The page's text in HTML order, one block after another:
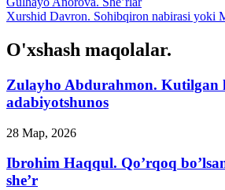
Xurshid Davron. Sohibqiron nabirasi yoki
O'xshash maqolalar.
Zulayho Abdurahmon. Kutilgan
adabiyotshunos
28 Мар, 2026
Ibrohim Haqqul. Qo’rqoq
she’r